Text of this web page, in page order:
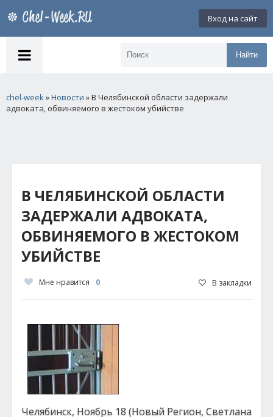
Вход на сайт
Найти
chel-week»Новости » В Челябинской области задержали
адвоката, обвиняемого в жестоком убийстве
В ЧЕЛЯБИНСКОЙ ОБЛАСТИ
ЗАДЕРЖАЛИ АДВОКАТА,
ОБВИНЯЕМОГО В ЖЕСТОКОМ
УБИЙСТВЕ
Мне нравится 0 В закладки
Челябинск, Ноябрь 18 (Новый Регион, Светлана